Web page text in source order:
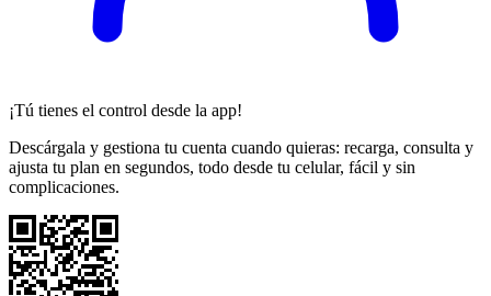
¡Tú tienes el control desde la app!
Descárgala y gestiona tu cuenta cuando quieras: recarga, consulta y
ajusta tu plan en segundos, todo desde tu celular, fácil y sin
complicaciones.